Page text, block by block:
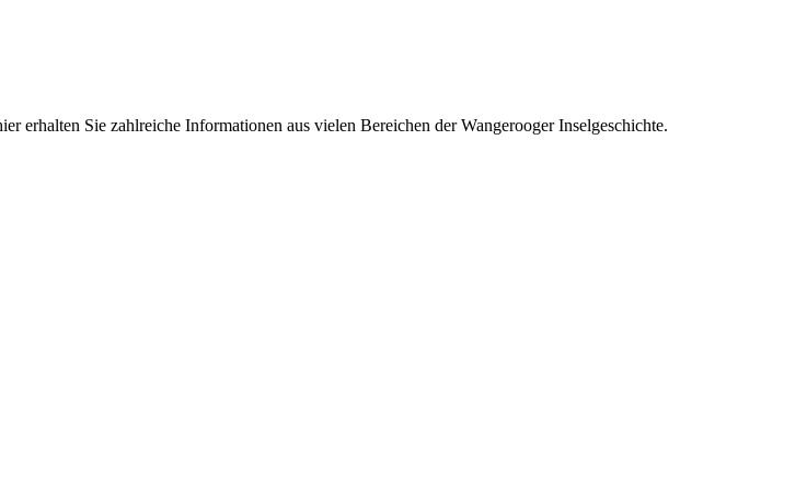
Sie zahlreiche Informationen aus vielen Bereichen der Wangerooger Inselgeschichte.